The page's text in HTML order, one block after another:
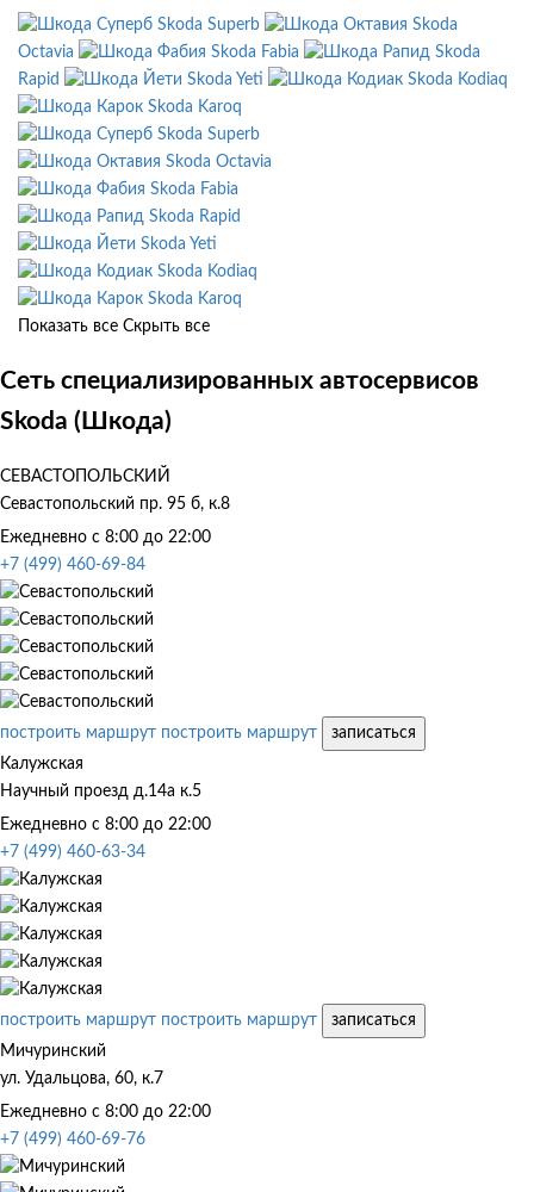
Skoda Superb
Skoda
Octavia
Skoda Fabia
Skoda
Rapid
Skoda Yeti
Skoda Kodiaq
Skoda Karoq
Skoda Superb
Skoda Octavia
Skoda Fabia
Skoda Rapid
Skoda Yeti
Skoda Kodiaq
Skoda Karoq
Показать все Скрыть все
Сеть специализированных автосервисов
Skoda (Шкода)
СЕВАСТОПОЛЬСКИЙ
Севастопольский пр. 95 б, к.8
Ежедневно с 8:00 до 22:00
+7 (499) 460-69-84
построить маршрут построить маршрут
записаться
Калужская
Научный проезд д.14а к.5
Ежедневно с 8:00 до 22:00
+7 (499) 460-63-34
построить маршрут построить маршрут
записаться
Мичуринский
ул. Удальцова, 60, к.7
Ежедневно с 8:00 до 22:00
+7 (499) 460-69-76